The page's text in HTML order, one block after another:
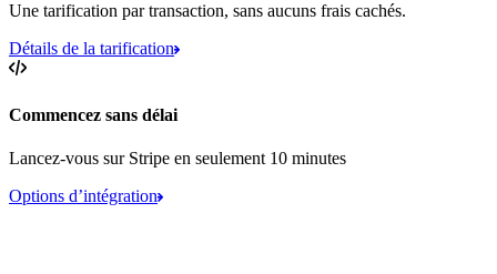
Une tarification par transaction, sans aucuns frais cachés.
Détails de la tarification
Commencez sans délai
Lancez-vous sur Stripe en seulement 10 minutes
Options d’intégration